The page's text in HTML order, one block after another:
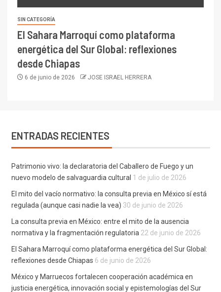
SIN CATEGORÍA
El Sahara Marroquí como plataforma
energética del Sur Global: reflexiones
desde Chiapas
6 de junio de 2026 JOSE ISRAEL HERRERA
ENTRADAS RECIENTES
Patrimonio vivo: la declaratoria del Caballero de Fuego y un
nuevo modelo de salvaguardia cultural 1 de julio de 2026
El mito del vacío normativo: la consulta previa en México sí está
regulada (aunque casi nadie la vea) 30 de junio de 2026
La consulta previa en México: entre el mito de la ausencia
normativa y la fragmentación regulatoria 22 de junio de 2026
El Sahara Marroquí como plataforma energética del Sur Global:
reflexiones desde Chiapas 6 de junio de 2026
México y Marruecos fortalecen cooperación académica en
justicia energética, innovación social y epistemologías del Sur